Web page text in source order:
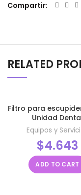
Compartir
RELATED
Filtro para
Unidad
Equipos y
$4.643
ADD TO CART